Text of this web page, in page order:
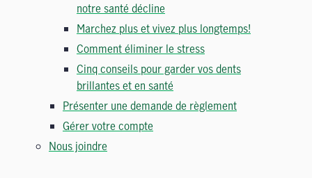
notre santé décline
Marchez plus et vivez plus longtemps!
Comment éliminer le stress
Cinq conseils pour garder vos dents
brillantes et en santé
Présenter une demande de règlement
Gérer votre compte
Nous joindre